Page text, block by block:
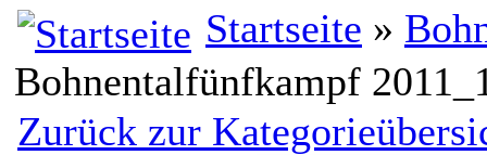
Startseite »
Bohnentalfünfkampf
Zurück zur